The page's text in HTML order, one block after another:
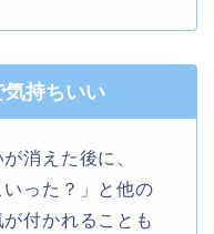
持ちいい
消えた後に、
いった？」と他の
付かれることも